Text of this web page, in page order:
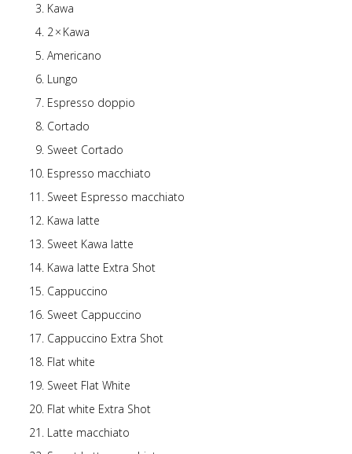
Kawa
2 × Kawa
Americano
Lungo
Espresso doppio
Cortado
Sweet Cortado
Espresso macchiato
Sweet Espresso macchiato
Kawa latte
Sweet Kawa latte
Kawa latte Extra Shot
Cappuccino
Sweet Cappuccino
Cappuccino Extra Shot
Flat white
Sweet Flat White
Flat white Extra Shot
Latte macchiato